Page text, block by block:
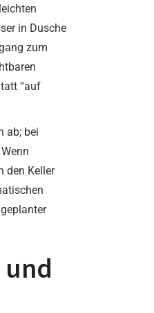
in Dusche
zum
“auf
ab; bei
den Keller